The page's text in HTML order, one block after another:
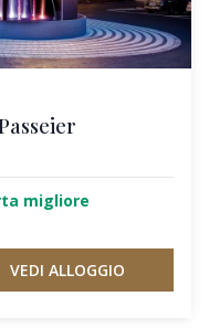
migliore
VEDI ALLOGGIO